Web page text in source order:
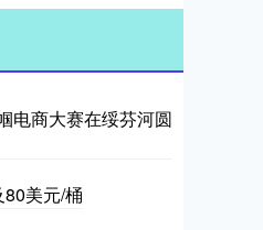
电商大赛在绥芬河圆
美元/桶